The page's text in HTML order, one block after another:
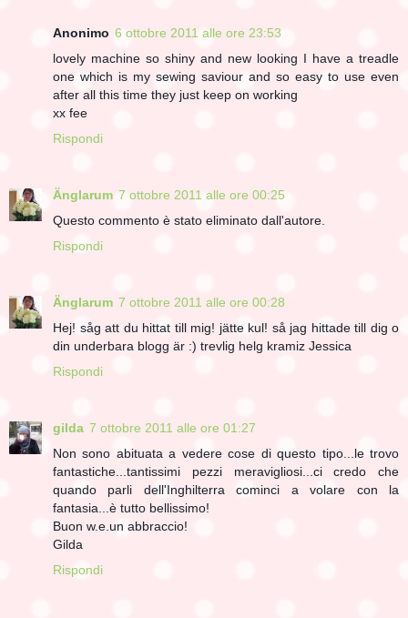
Anonimo 6 ottobre 2011 alle ore 23:53
lovely machine so shiny and new looking I have a treadle
one which is my sewing saviour and so easy to use even
after all this time they just keep on working
xx fee
Rispondi
Änglarum 7 ottobre 2011 alle ore 00:25
Questo commento è stato eliminato dall'autore.
Rispondi
Änglarum 7 ottobre 2011 alle ore 00:28
Hej! såg att du hittat till mig! jätte kul! så jag hittade till dig o
din underbara blogg är :) trevlig helg kramiz Jessica
Rispondi
gilda 7 ottobre 2011 alle ore 01:27
Non sono abituata a vedere cose di questo tipo...le trovo
fantastiche...tantissimi pezzi meravigliosi...ci credo che
quando parli dell'Inghilterra cominci a volare con la
fantasia...è tutto bellissimo!
Buon w.e.un abbraccio!
Gilda
Rispondi